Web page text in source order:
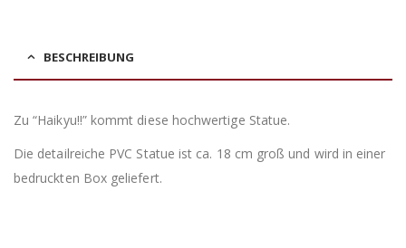
BESCHREIBUNG
Zu “Haikyu!!” kommt diese hochwertige Statue.
Die detailreiche PVC Statue ist ca. 18 cm groß und wird in einer
bedruckten Box geliefert.